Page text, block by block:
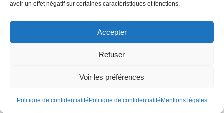
avoir un effet négatif sur certaines caractéristiques et fonctions.
Accepter
Refuser
Voir les préférences
Politique de confidentialité Politique de confidentialité Mentions légales
Réduisez votre fiscalité en
toute légalité et optimisez vos
choix de juridictions avantageuses… Profitez d'un